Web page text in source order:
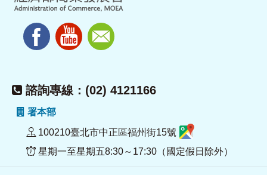
諮詢專線：(02) 4121166
署本部
100210臺北市中正區福州街15號
星期一至星期五8:30～17:30（國定假日除外）